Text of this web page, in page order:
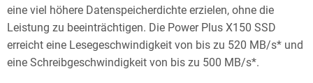
eine viel höhere Datenspeicherdichte erzielen, ohne die
Leistung zu beeinträchtigen. Die Power Plus X150 SSD
erreicht eine Lesegeschwindigkeit von bis zu 520 MB/s* und
eine Schreibgeschwindigkeit von bis zu 500 MB/s*.